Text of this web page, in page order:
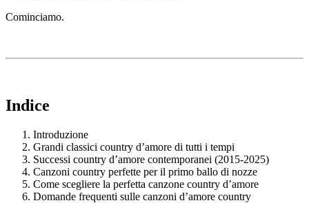
Cominciamo.
Indice
Introduzione
Grandi classici country d’amore di tutti i tempi
Successi country d’amore contemporanei (2015-2025)
Canzoni country perfette per il primo ballo di nozze
Come scegliere la perfetta canzone country d’amore
Domande frequenti sulle canzoni d’amore country